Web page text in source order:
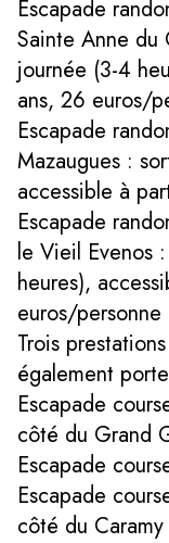
Escapade
Sainte Anne du
journée (3-4
ans, 26 euros/
Escapade
Mazaugues :
accessible à
Escapade
le Vieil Evenos
heures),
euros/personne
Trois
également
Escapade
côté du Grand
Escapade
Escapade
côté du Caramy